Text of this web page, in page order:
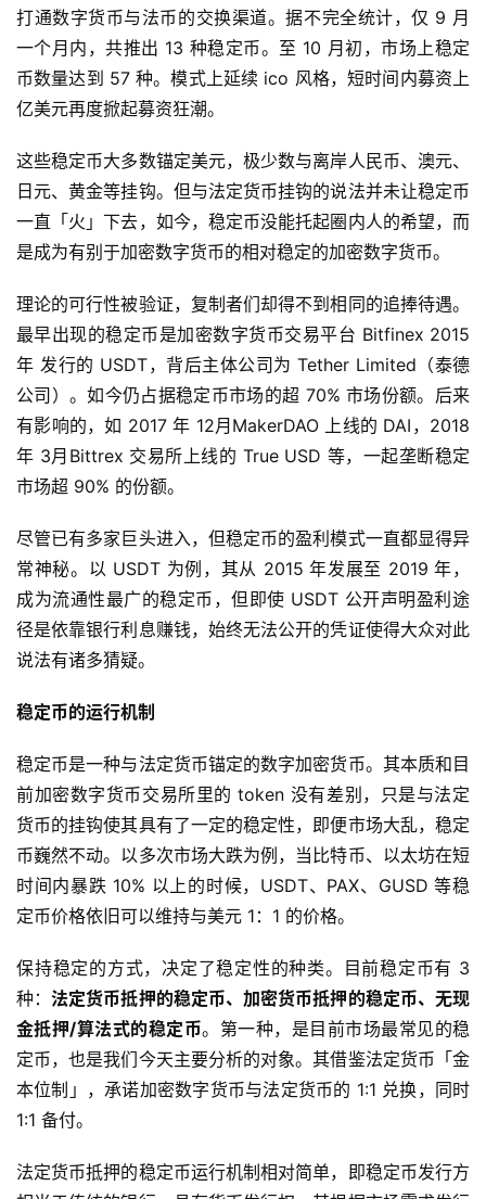
打通数字货币与法币的交换渠道。据不完全统计，仅 9 月
一个月内，共推出 13 种稳定币。至 10 月初，市场上稳定
币数量达到 57 种。模式上延续 ico 风格，短时间内募资上
亿美元再度掀起募资狂潮。
这些稳定币大多数锚定美元，极少数与离岸人民币、澳元、
日元、黄金等挂钩。但与法定货币挂钩的说法并未让稳定币
一直「火」下去，如今，稳定币没能托起圈内人的希望，而
是成为有别于加密数字货币的相对稳定的加密数字货币。
理论的可行性被验证，复制者们却得不到相同的追捧待遇。
最早出现的稳定币是加密数字货币交易平台 Bitfinex 2015
年 发行的 USDT，背后主体公司为 Tether Limited（泰德
公司）。如今仍占据稳定币市场的超 70% 市场份额。后来
有影响的，如 2017 年 12⽉MakerDAO 上线的 DAI，2018
年 3⽉Bittrex 交易所上线的 True USD 等，一起垄断稳定
市场超 90% 的份额。
尽管已有多家巨头进入，但稳定币的盈利模式一直都显得异
常神秘。以 USDT 为例，其从 2015 年发展至 2019 年，
成为流通性最广的稳定币，但即使 USDT 公开声明盈利途
径是依靠银行利息赚钱，始终无法公开的凭证使得大众对此
说法有诸多猜疑。
稳定币的运行机制
稳定币是一种与法定货币锚定的数字加密货币。其本质和目
前加密数字货币交易所里的 token 没有差别，只是与法定
货币的挂钩使其具有了一定的稳定性，即便市场大乱，稳定
币巍然不动。以多次市场大跌为例，当比特币、以太坊在短
时间内暴跌 10% 以上的时候，USDT、PAX、GUSD 等稳
定币价格依旧可以维持与美元 1：1 的价格。
保持稳定的方式，决定了稳定性的种类。目前稳定币有 3
种：法定货币抵押的稳定币、加密货币抵押的稳定币、无现
金抵押/算法式的稳定币。第一种，是目前市场最常见的稳
定币，也是我们今天主要分析的对象。其借鉴法定货币「金
本位制」，承诺加密数字货币与法定货币的 1:1 兑换，同时
1:1 备付。
法定货币抵押的稳定币运行机制相对简单，即稳定币发行方